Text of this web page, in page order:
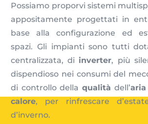
Possiamo proporvi sistemi
appositamente progettati in
base alla configurazione ed
spazi. Gli impianti sono tutti
centralizzata, di inverter, più
dispendioso nei consumi del
di controllo della qualità dell’aria
calore, per rinfrescare
d’inverno.